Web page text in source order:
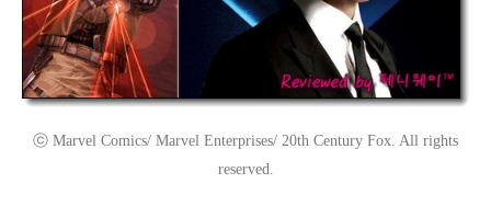
ⓒ Marvel Comics/ Marvel Enterprises/ 20th Century Fox. All rights
reserved.